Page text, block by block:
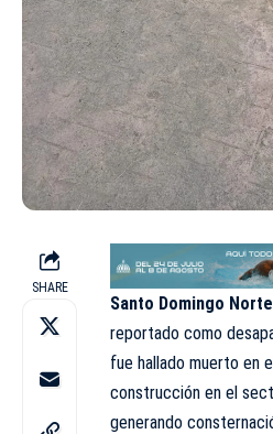
SHARE
Santo Domingo
reportado como
fue hallado muerto en
construcción en el
generando